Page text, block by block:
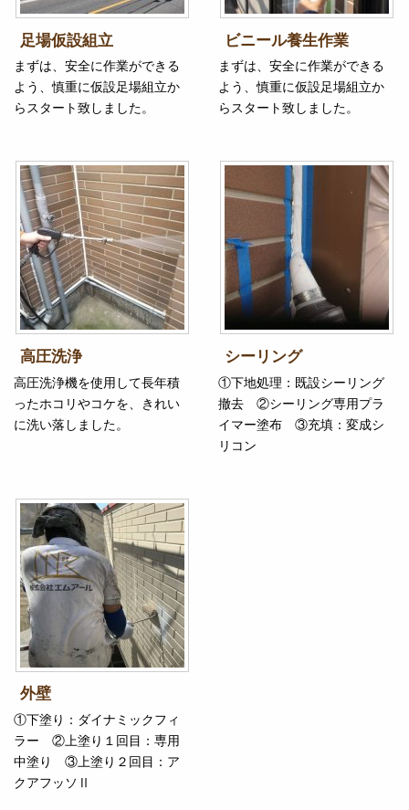
足場仮設組立
まずは、安全に作業ができる
よう、慎重に仮設足場組立か
らスタート致しました。
ビニール養生作業
まずは、安全に作業ができる
よう、慎重に仮設足場組立か
らスタート致しました。
高圧洗浄
高圧洗浄機を使用して長年積
ったホコリやコケを、きれい
に洗い落しました。
シーリング
①下地処理：既設シーリング
撤去 ②シーリング専用プラ
イマー塗布 ③充填：変成シ
リコン
外壁
①下塗り：ダイナミックフィ
ラー ②上塗り１回目：専用
中塗り ③上塗り２回目：ア
クアフッソⅡ